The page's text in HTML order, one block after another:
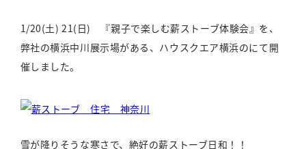
1/20(土) 21(日) 『親子で楽しむ薪ストーブ体験会』を、
弊社の横浜中川展示場がある、ハウスクエア横浜のにて開
催しました。
雪が降りそうな寒さで、絶好の薪ストーブ日和！！